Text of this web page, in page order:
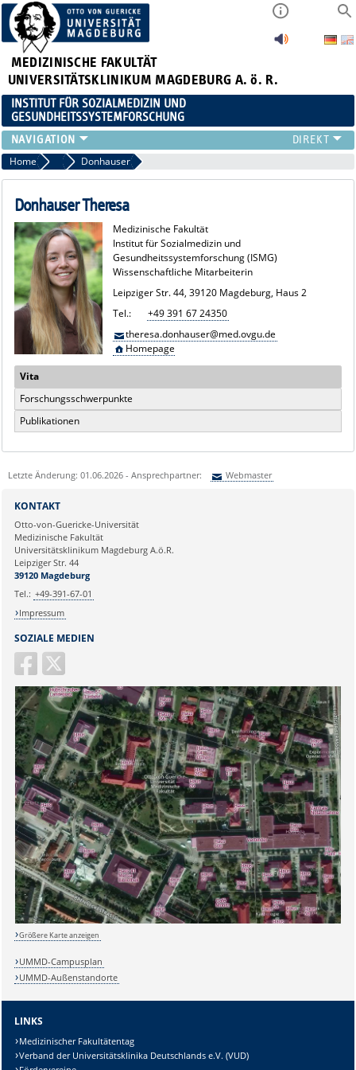
MEDIZINISCHE FAKULTÄT
UNIVERSITÄTSKLINIKUM MAGDEBURG A. ö. R.
INSTITUT FÜR SOZIALMEDIZIN UND
GESUNDHEITSSYSTEMFORSCHUNG
LEHRE
UNSER INSTITUT
TEAM
PUBLIKATIONEN
STELLENANGEBOTE
QUALIFIKATIONSARBEITEN
Home Team Donhauser
Donhauser Theresa
Medizinische Fakultät
Institut für Sozialmedizin und
Gesundheitssystemforschung (ISMG)
Wissenschaftliche Mitarbeiterin
Leipziger Str. 44, 39120 Magdeburg, Haus 2
Tel.:
+49 391 67 24350
theresa.donhauser@med.ovgu.de
Homepage
Vita
Forschungsschwerpunkte
Publikationen
Letzte Änderung: 01.06.2026 - Ansprechpartner: Webmaster
Ihre E-Mailadresse:
Ihr Anliegen:
Sicherheitsabfrage:
Lösung:
SOZIALE MEDIEN
KONTAKT
Otto-von-Guericke-Universität
Medizinische Fakultät
Universitätsklinikum Magdeburg A.ö.R.
Leipziger Str. 44
39120 Magdeburg
Tel.: +49-391-67-01
Impressum
Größere Karte anzeigen
UMMD-Campusplan
UMMD-Außenstandorte
LINKS
Medizinischer Fakultätentag
Verband der Universitätsklinika Deutschlands e.V. (VUD)